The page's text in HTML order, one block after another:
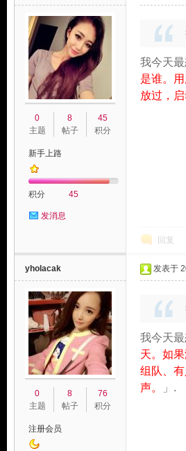
0
主题
8
帖子
45
积分
新手上路
积分 45
发消息
我今天最
是谁。
放过，
回复
yholacak
0
主题
8
帖子
76
积分
注册会员
发表于
我今天最
天。如
组队、
声。
」.